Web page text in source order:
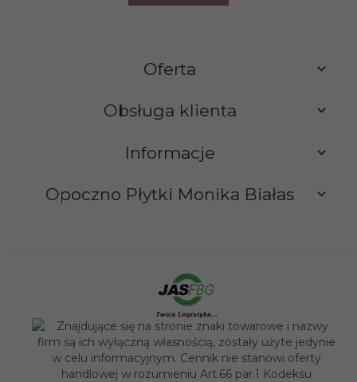
Oferta
Obsługa klienta
Informacje
Opoczno Płytki Monika Białas
sklep@opocznoplytki.pl